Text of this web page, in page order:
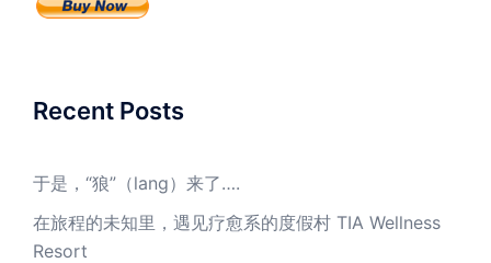
Recent Posts
于是，“狼”（lang）来了….
在旅程的未知里，遇见疗愈系的度假村 TIA Wellness
Resort